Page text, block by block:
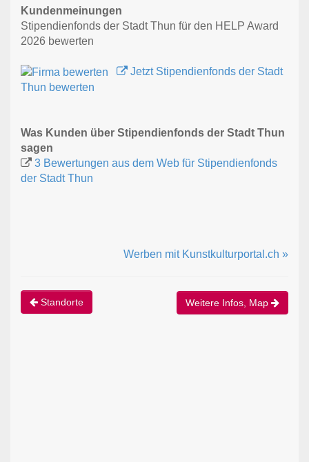
Kundenmeinungen
Stipendienfonds der Stadt Thun für den HELP Award
2026 bewerten
Jetzt Stipendienfonds der Stadt
Thun bewerten
Was Kunden über Stipendienfonds der Stadt Thun
sagen
3 Bewertungen aus dem Web für Stipendienfonds
der Stadt Thun
Werben mit Kunstkulturportal.ch »
Standorte Weitere Infos, Map